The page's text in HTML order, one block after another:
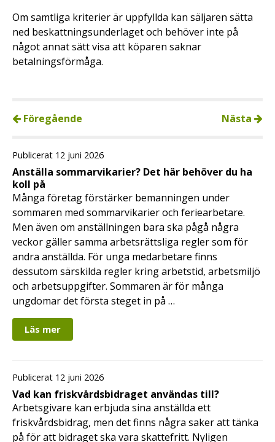
Om samtliga kriterier är uppfyllda kan säljaren sätta
ned beskattningsunderlaget och behöver inte på
något annat sätt visa att köparen saknar
betalningsförmåga.
Föregående Nästa
Publicerat 12 juni 2026
Anställa sommarvikarier? Det här behöver du ha
koll på
Många företag förstärker bemanningen under
sommaren med sommarvikarier och feriearbetare.
Men även om anställningen bara ska pågå några
veckor gäller samma arbetsrättsliga regler som för
andra anställda. För unga medarbetare finns
dessutom särskilda regler kring arbetstid, arbetsmiljö
och arbetsuppgifter. Sommaren är för många
ungdomar det första steget in på …
Läs mer
Publicerat 12 juni 2026
Vad kan friskvårdsbidraget användas till?
Arbetsgivare kan erbjuda sina anställda ett
friskvårdsbidrag, men det finns några saker att tänka
på för att bidraget ska vara skattefritt. Nyligen